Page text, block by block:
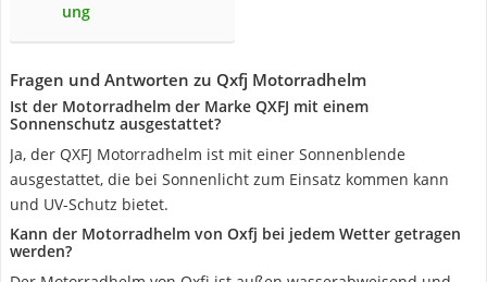
ung
Fragen und Antworten zu Qxfj Motorradhelm
Ist der Motorradhelm der Marke QXFJ mit einem
Sonnenschutz ausgestattet?
Ja, der QXFJ Motorradhelm ist mit einer Sonnenblende
ausgestattet, die bei Sonnenlicht zum Einsatz kommen kann
und UV-Schutz bietet.
Kann der Motorradhelm von Oxfj bei jedem Wetter getragen
werden?